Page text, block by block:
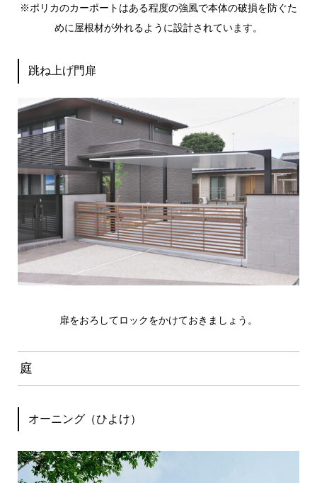
※ポリカのカーポートはある程度の強風で本体の破損を防ぐた
めに屋根材が外れるように設計されています。
跳ね上げ門扉
扉をおろしてロックをかけておきましょう。
庭
オーニング（ひよけ）